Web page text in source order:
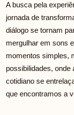
A busca pela
jornada de
diálogo se tornam
mergulhar em sons
momentos simples,
possibilidades, onde
cotidiano se
que encontramos a